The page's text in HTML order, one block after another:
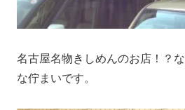
名古屋名物きしめんのお店！？
な佇まいです。